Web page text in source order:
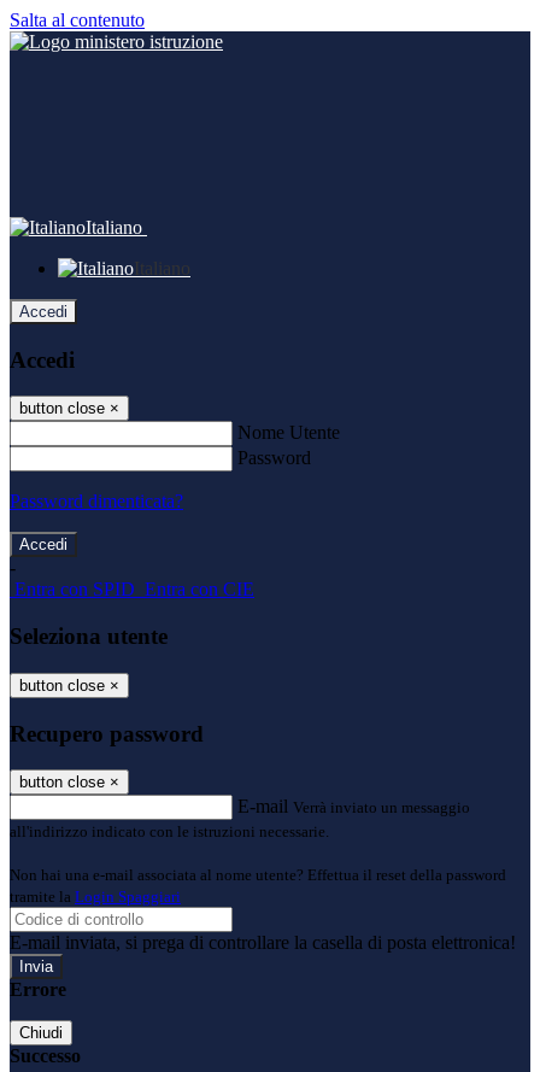
Salta al contenuto
Italiano
Italiano
Accedi
Accedi
button close ×
Nome Utente
Password
Password dimenticata?
-
Entra con SPID Entra con CIE
Seleziona utente
button close ×
Recupero password
button close ×
E-mail Verrà inviato un messaggio
all'indirizzo indicato con le istruzioni necessarie.
Non hai una e-mail associata al nome utente? Effettua il reset della password
tramite la Login Spaggiari
E-mail inviata, si prega di controllare la casella di posta elettronica!
Errore
Chiudi
Successo